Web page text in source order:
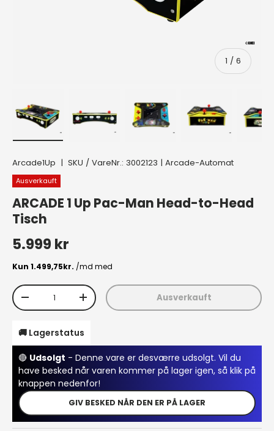
1 / von
6
Arcade1Up | SKU / VareNr.: 3002123 | Arcade-Automat
Ausverkauft
ARCADE 1 Up Pac-Man Head-to-Head
Tisch
Normaler Preis
5.999 kr
Anzahl
Menge verringernMenge erhöhen Ausverkauft
🚚 Lagerstatus
🔴 Udsolgt - Denne vare er desværre udsolgt. Vil du
have besked når varen kommer på lager igen, så klik på
knappen nedenfor!
GIV BESKED NÅR DEN ER PÅ LAGER